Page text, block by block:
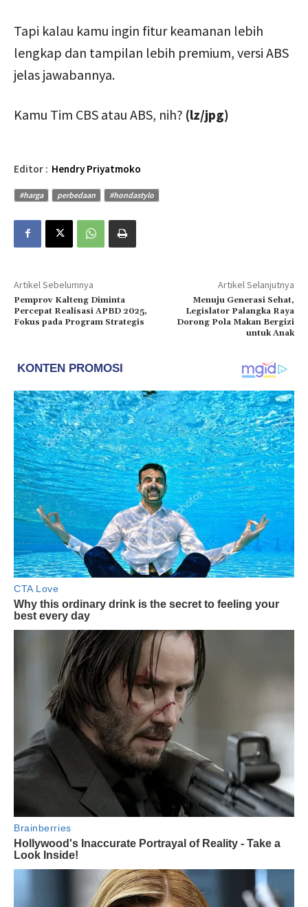
Tapi kalau kamu ingin fitur keamanan lebih
lengkap dan tampilan lebih premium, versi ABS
jelas jawabannya.
Kamu Tim CBS atau ABS, nih? (lz/jpg)
Editor : Hendry Priyatmoko
#harga perbedaan #hondastylo
Artikel Sebelumnya
Pemprov Kalteng Diminta
Percepat Realisasi APBD 2025,
Fokus pada Program Strategis
Artikel Selanjutnya
Menuju Generasi Sehat,
Legislator Palangka Raya
Dorong Pola Makan Bergizi
untuk Anak